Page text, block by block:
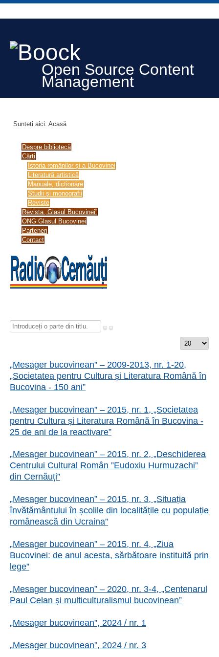
Open Source Content
Management
Sunteți aici: Acasă
Despre bibliotecă
Cărți
Istoria românilor și a Bucovinei
Literatură artistică
Manuale, dicționare
Studii și monografii
Reviste
Revista „Glasul Bucovinei”
ONG Glasul Bucovinei
Parteneri
Contact
Introduceți
din
titlu.
Afișare
„Mesager bucovinean” – 2009-2013, nr. 1-20,
„Societatea pentru Cultura și Literatura Română în
Bucovina - 150 ani”
„Mesager bucovinean” – 2015, nr. 1, „Societatea
pentru Cultura și Literatura Română în Bucovina -
25 de ani de la reactivare”
„Mesager bucovinean” – 2015, nr. 2, „Deschiderea
Centrului Cultural Român ”Eudoxiu Hurmuzachi”
din Cernăuți”
„Mesager bucovinean” – 2015, nr. 3, „Situația
învățământului în școlile din localitățile cu populație
românească din Ucraina”
„Mesager bucovinean” – 2015, nr. 4, „Ziua
Bucovinei: de anul acesta, sărbătoare instituită prin
lege”
„Mesager bucovinean” – 2020, nr. 3-4, „Centenarul
Paul Celan și multiculturalismul bucovinean”
„Mesager bucovinean”, 2024 / nr. 1
„Mesager bucovinean”, 2024 / nr. 3